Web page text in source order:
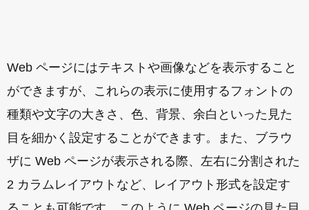
Web ページにはテキストや画像などを表示すること
ができますが、これらの表示に使用するフォントの
種類や文字の大きさ、色、背景、余白といった見た
目を細かく設定することができます。また、ブラウ
ザに Web ページが表示される際、左右に分割された
2 カラムレイアウトなど、レイアウト形式を設定す